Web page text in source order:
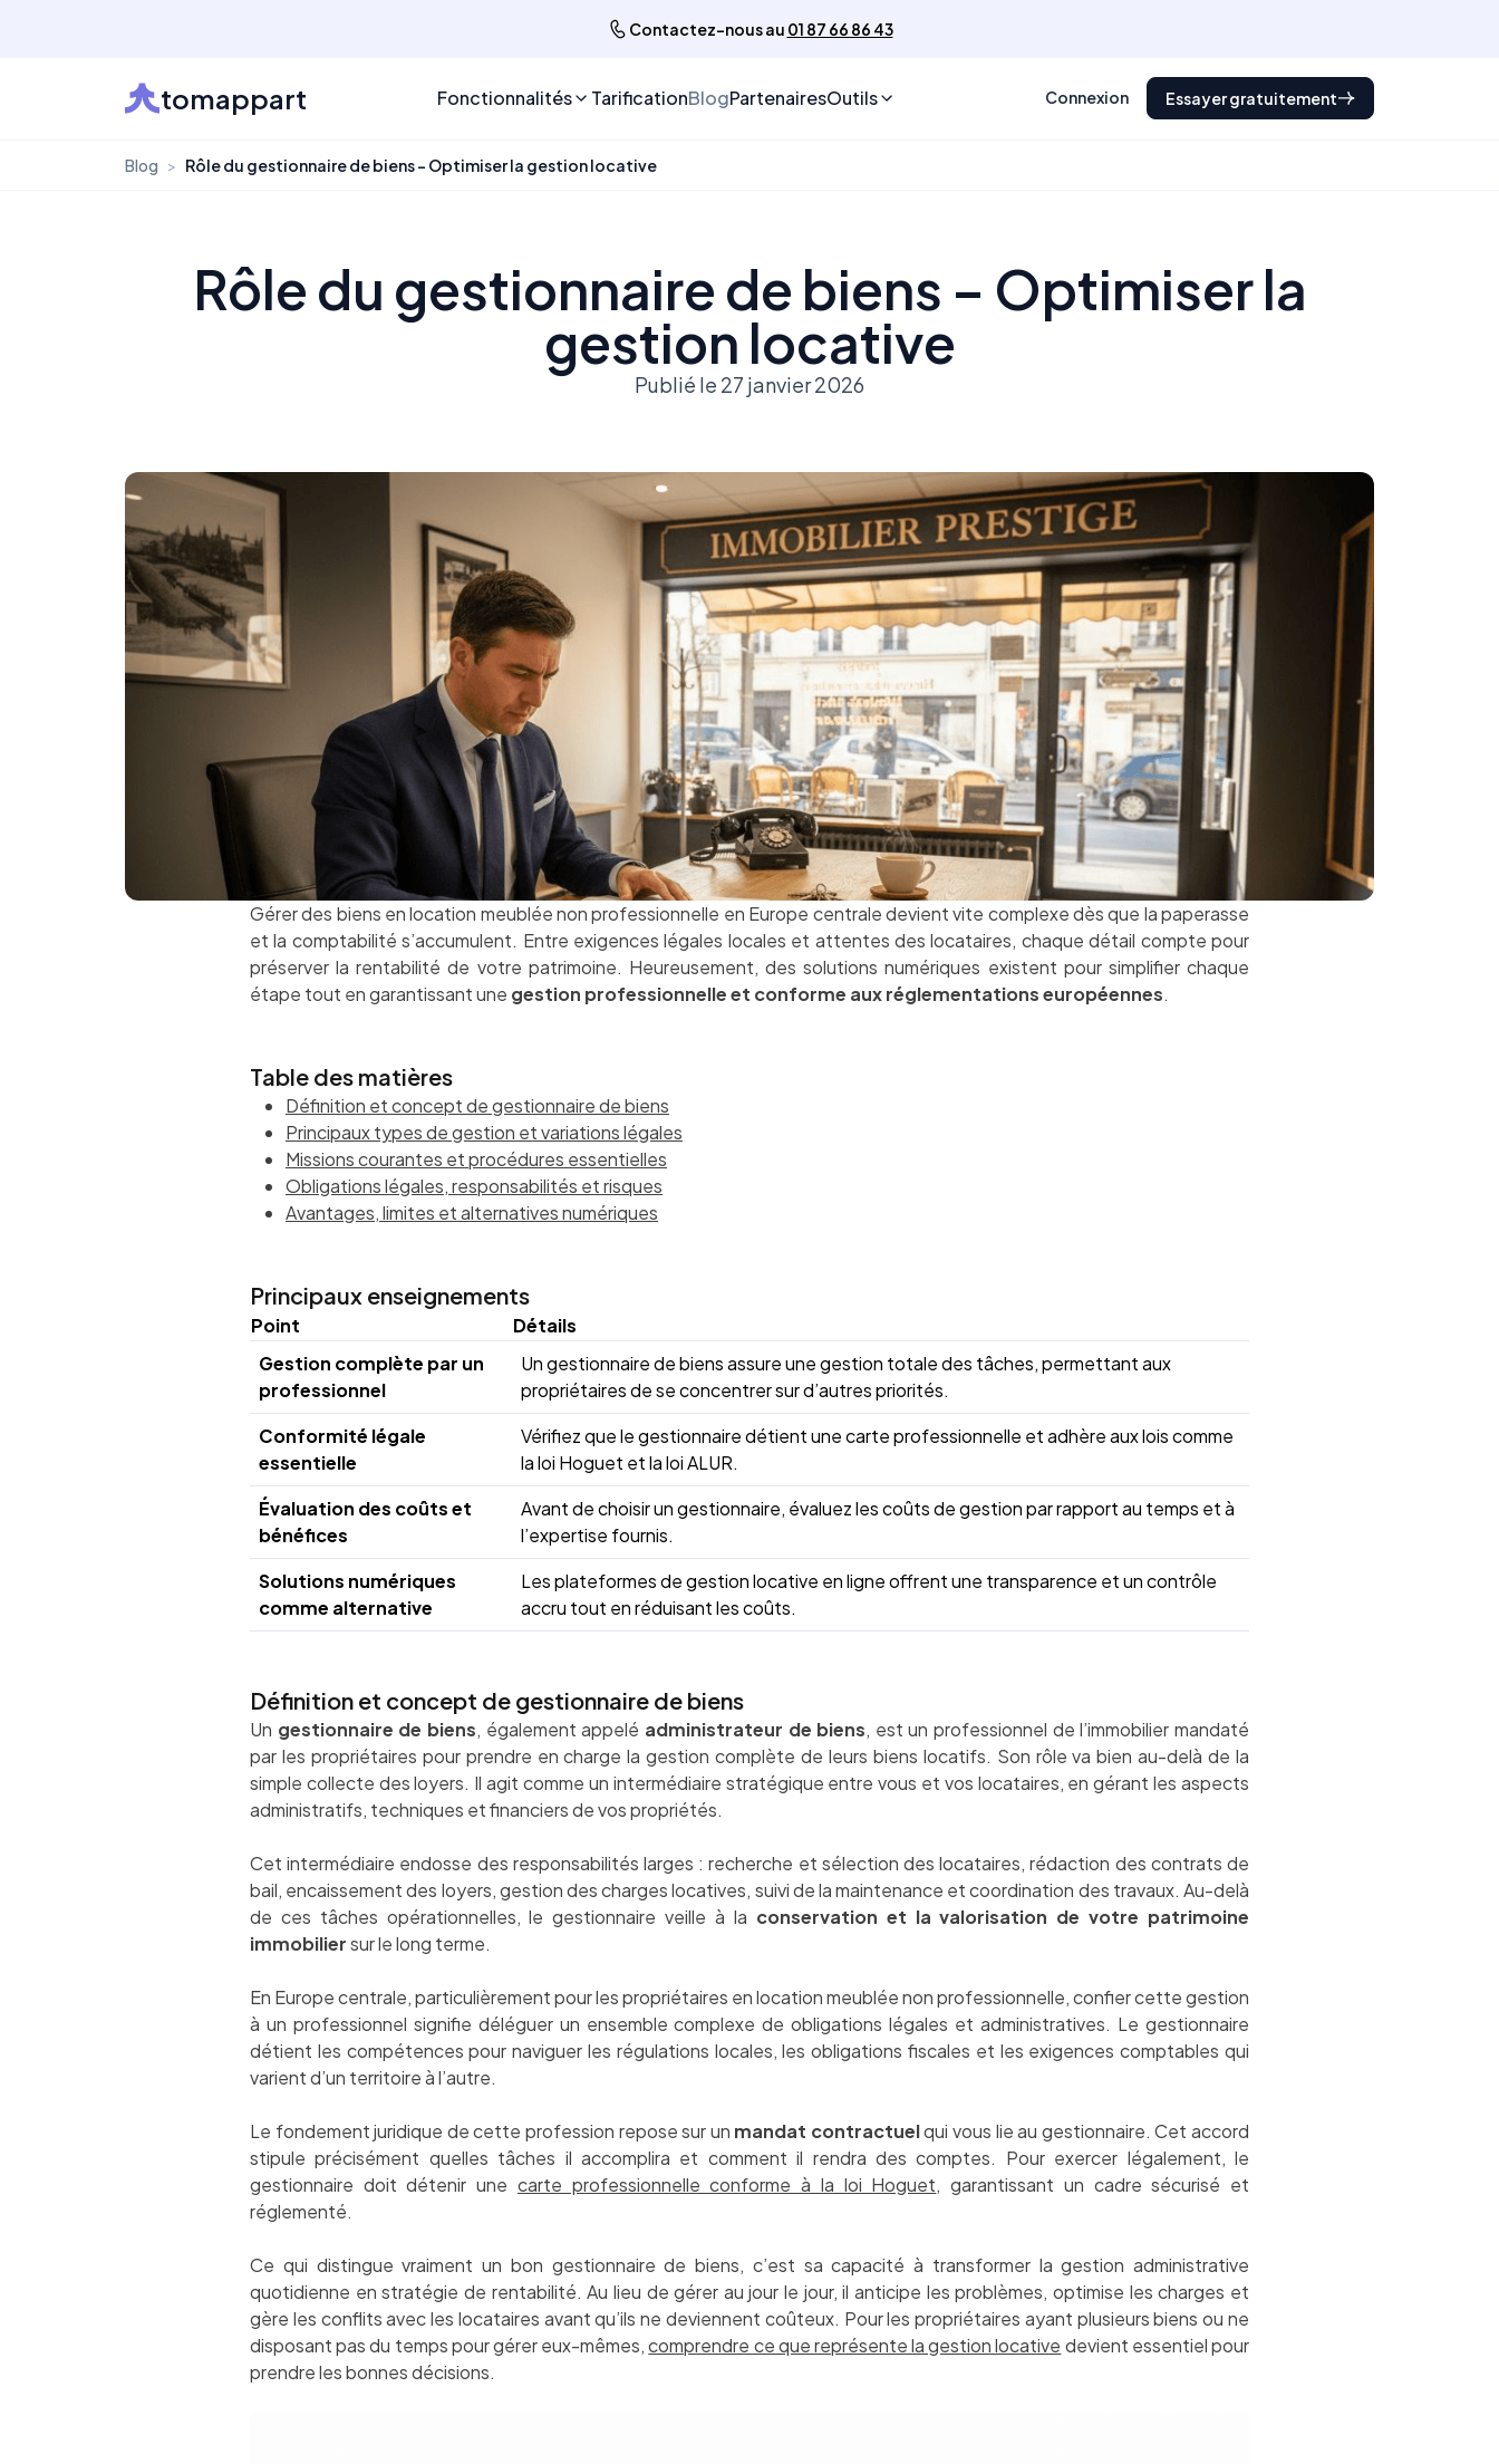
Contactez-nous au 01 87 66 86 43
tomappart Fonctionnalités TarificationBlogPartenairesOutils Connexion Essayer gratuitement
Blog > Rôle du gestionnaire de biens – Optimiser la gestion locative
Rôle du gestionnaire de biens – Optimiser la
gestion locative
Publié le 27 janvier 2026
Gérer des biens en location meublée non professionnelle en Europe centrale devient vite complexe dès que la paperasse
et la comptabilité s’accumulent. Entre exigences légales locales et attentes des locataires, chaque détail compte pour
préserver la rentabilité de votre patrimoine. Heureusement, des solutions numériques existent pour simplifier chaque
étape tout en garantissant une gestion professionnelle et conforme aux réglementations européennes.
Table des matières
Définition et concept de gestionnaire de biens
Principaux types de gestion et variations légales
Missions courantes et procédures essentielles
Obligations légales, responsabilités et risques
Avantages, limites et alternatives numériques
Principaux enseignements
Point
Détails
Gestion complète par un
professionnel
Un gestionnaire de biens assure une gestion totale des tâches, permettant aux
propriétaires de se concentrer sur d’autres priorités.
Conformité légale
essentielle
Vérifiez que le gestionnaire détient une carte professionnelle et adhère aux lois comme
la loi Hoguet et la loi ALUR.
Évaluation des coûts et
bénéfices
Avant de choisir un gestionnaire, évaluez les coûts de gestion par rapport au temps et à
l’expertise fournis.
Solutions numériques
comme alternative
Les plateformes de gestion locative en ligne offrent une transparence et un contrôle
accru tout en réduisant les coûts.
Définition et concept de gestionnaire de biens
Un gestionnaire de biens, également appelé administrateur de biens, est un professionnel de l’immobilier mandaté
par les propriétaires pour prendre en charge la gestion complète de leurs biens locatifs. Son rôle va bien au-delà de la
simple collecte des loyers. Il agit comme un intermédiaire stratégique entre vous et vos locataires, en gérant les aspects
administratifs, techniques et financiers de vos propriétés.
Cet intermédiaire endosse des responsabilités larges : recherche et sélection des locataires, rédaction des contrats de
bail, encaissement des loyers, gestion des charges locatives, suivi de la maintenance et coordination des travaux. Au-delà
de ces tâches opérationnelles, le gestionnaire veille à la conservation et la valorisation de votre patrimoine
immobiliersur le long terme.
En Europe centrale, particulièrement pour les propriétaires en location meublée non professionnelle, confier cette gestion
à un professionnel signifie déléguer un ensemble complexe de obligations légales et administratives. Le gestionnaire
détient les compétences pour naviguer les régulations locales, les obligations fiscales et les exigences comptables qui
varient d’un territoire à l’autre.
Le fondement juridique de cette profession repose sur un mandat contractuelqui vous lie au gestionnaire. Cet accord
stipule précisément quelles tâches il accomplira et comment il rendra des comptes. Pour exercer légalement, le
gestionnaire doit détenir une carte professionnelle conforme à la loi Hoguet, garantissant un cadre sécurisé et
réglementé.
Ce qui distingue vraiment un bon gestionnaire de biens, c’est sa capacité à transformer la gestion administrative
quotidienne en stratégie de rentabilité. Au lieu de gérer au jour le jour, il anticipe les problèmes, optimise les charges et
gère les conflits avec les locataires avant qu’ils ne deviennent coûteux. Pour les propriétaires ayant plusieurs biens ou ne
disposant pas du temps pour gérer eux-mêmes,comprendre ce que représente la gestion locative devient essentiel pour
prendre les bonnes décisions.